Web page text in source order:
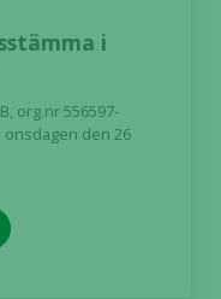
i
org.nr 556597-
onsdagen den 26